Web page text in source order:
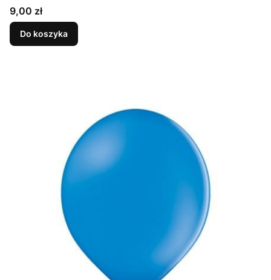
Cena
9,00 zł
Do koszyka